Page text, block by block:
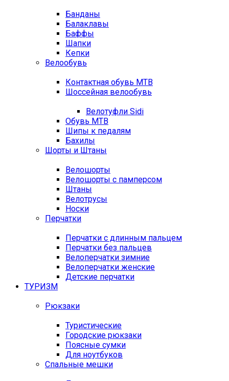
Банданы
Балаклавы
Баффы
Шапки
Кепки
Велообувь
Контактная обувь MTB
Шоссейная велообувь
Велотуфли Sidi
Обувь MTB
Шипы к педалям
Бахилы
Шорты и Штаны
Велошорты
Велошорты с памперсом
Штаны
Велотрусы
Носки
Перчатки
Перчатки с длинным пальцем
Перчатки без пальцев
Велоперчатки зимние
Велоперчатки женские
Детские перчатки
ТУРИЗМ
Рюкзаки
Туристические
Городские рюкзаки
Поясные сумки
Для ноутбуков
Спальные мешки